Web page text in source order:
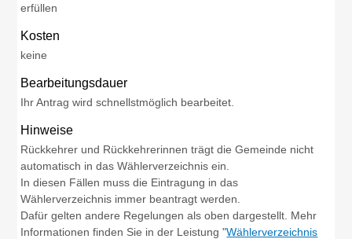
erfüllen
Kosten
keine
Bearbeitungsdauer
Ihr Antrag wird schnellstmöglich bearbeitet.
Hinweise
Rückkehrer und Rückkehrerinnen trägt die Gemeinde nicht
automatisch in das Wählerverzeichnis ein.
In diesen Fällen muss die Eintragung in das
Wählerverzeichnis immer beantragt werden.
Dafür gelten andere Regelungen als oben dargestellt. Mehr
Informationen finden Sie in der Leistung "Wählerverzeichnis